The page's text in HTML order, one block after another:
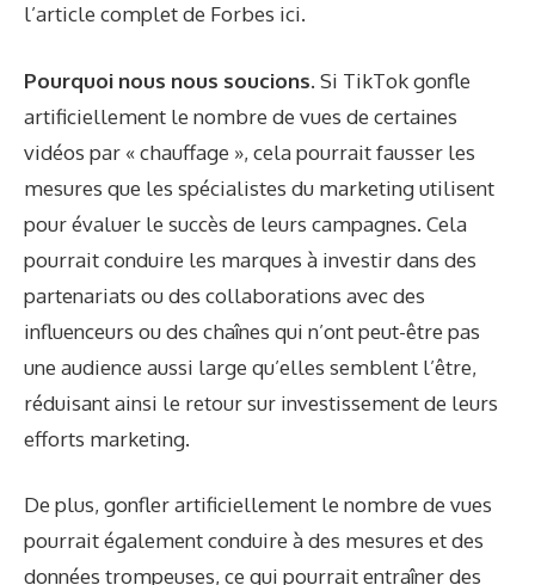
l’article complet de Forbes ici.
Pourquoi nous nous soucions. Si TikTok gonfle
artificiellement le nombre de vues de certaines
vidéos par « chauffage », cela pourrait fausser les
mesures que les spécialistes du marketing utilisent
pour évaluer le succès de leurs campagnes. Cela
pourrait conduire les marques à investir dans des
partenariats ou des collaborations avec des
influenceurs ou des chaînes qui n’ont peut-être pas
une audience aussi large qu’elles semblent l’être,
réduisant ainsi le retour sur investissement de leurs
efforts marketing.
De plus, gonfler artificiellement le nombre de vues
pourrait également conduire à des mesures et des
données trompeuses, ce qui pourrait entraîner des